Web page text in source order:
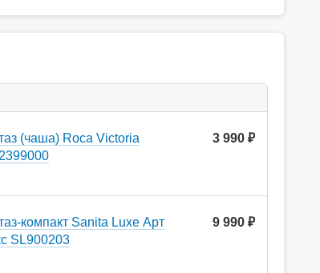
(чаша) Roca Victoria
3 990
компакт Sanita Luxe Арт
SL900203
9 990